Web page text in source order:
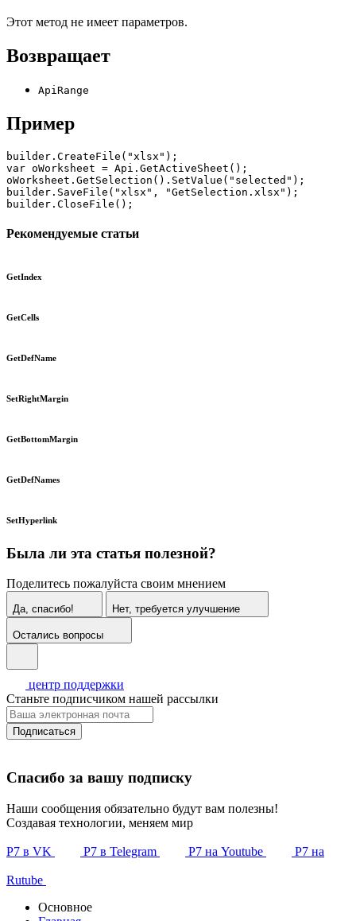
Этот метод не имеет параметров.
Возвращает
ApiRange
Пример
builder.CreateFile("xlsx");
var oWorksheet = Api.GetActiveSheet();
oWorksheet.GetSelection().SetValue("selected");
builder.SaveFile("xlsx", "GetSelection.xlsx");
builder.CloseFile();
Рекомендуемые статьи
GetIndex
GetCells
GetDefName
SetRightMargin
GetBottomMargin
GetDefNames
SetHyperlink
Была ли эта статья полезной?
Поделитесь пожалуйста своим мнением
Да, спасибо! Нет, требуется улучшение
Остались вопросы
центр поддержки
Станьте подписчиком нашей рассылки
Подписаться
Спасибо за вашу подписку
Наши сообщения обязательно будут вам полезны!
Создавая технологии, меняем мир
Р7 в VK Р7 в Telegram Р7 на Youtube Р7 на
Rutube
Основное